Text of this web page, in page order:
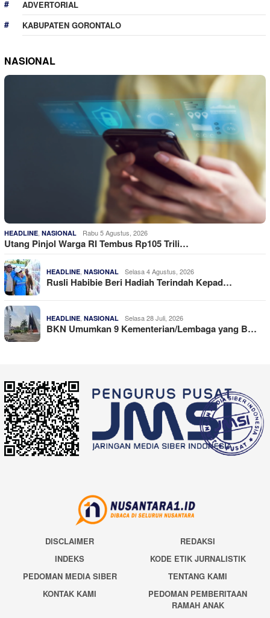
ADVERTORIAL
KABUPATEN GORONTALO
NASIONAL
HEADLINE NASIONAL Rabu 5 Agustus, 2026
Utang Pinjol Warga RI Tembus Rp105 Trili…
HEADLINE NASIONAL Selasa 4 Agustus, 2026
Rusli Habibie Beri Hadiah Terindah Kepad…
HEADLINE NASIONAL Selasa 28 Juli, 2026
BKN Umumkan 9 Kementerian/Lembaga yang B…
DISCLAIMER
REDAKSI
INDEKS
KODE ETIK JURNALISTIK
PEDOMAN MEDIA SIBER
TENTANG KAMI
KONTAK KAMI
PEDOMAN PEMBERITAAN
RAMAH ANAK